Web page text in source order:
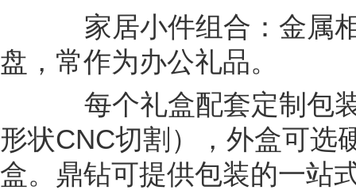
家居小件组合：金属相
盘，常作为办公礼品。
每个礼盒配套定制包装
形状CNC切割），外盒可选
盒。鼎钻可提供包装的一站